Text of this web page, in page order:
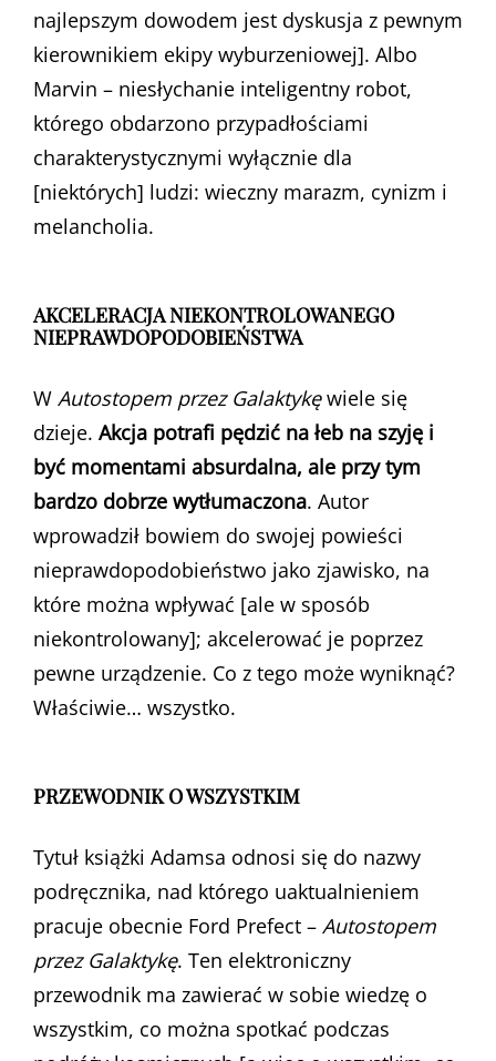
najlepszym dowodem jest dyskusja z pewnym
kierownikiem ekipy wyburzeniowej]. Albo
Marvin – niesłychanie inteligentny robot,
którego obdarzono przypadłościami
charakterystycznymi wyłącznie dla
[niektórych] ludzi: wieczny marazm, cynizm i
melancholia.
AKCELERACJA NIEKONTROLOWANEGO
NIEPRAWDOPODOBIEŃSTWA
W Autostopem przez Galaktykęwiele się
dzieje. Akcja potrafi pędzić na łeb na szyję i
być momentami absurdalna, ale przy tym
bardzo dobrze wytłumaczona. Autor
wprowadził bowiem do swojej powieści
nieprawdopodobieństwo jako zjawisko, na
które można wpływać [ale w sposób
niekontrolowany]; akcelerować je poprzez
pewne urządzenie. Co z tego może wyniknąć?
Właściwie… wszystko.
PRZEWODNIK O WSZYSTKIM
Tytuł książki Adamsa odnosi się do nazwy
podręcznika, nad którego uaktualnieniem
pracuje obecnie Ford Prefect – Autostopem
przez Galaktykę. Ten elektroniczny
przewodnik ma zawierać w sobie wiedzę o
wszystkim, co można spotkać podczas